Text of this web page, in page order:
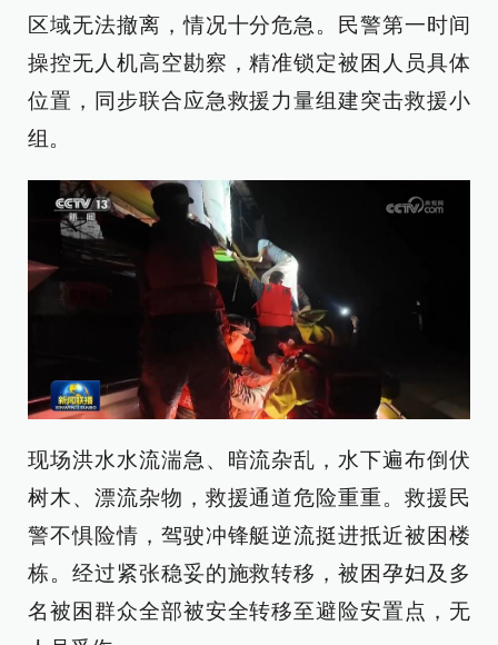
区域无法撤离，情况十分危急。民警第一时间
操控无人机高空勘察，精准锁定被困人员具体
位置，同步联合应急救援力量组建突击救援小
组。
现场洪水水流湍急、暗流杂乱，水下遍布倒伏
树木、漂流杂物，救援通道危险重重。救援民
警不惧险情，驾驶冲锋艇逆流挺进抵近被困楼
栋。经过紧张稳妥的施救转移，被困孕妇及多
名被困群众全部被安全转移至避险安置点，无